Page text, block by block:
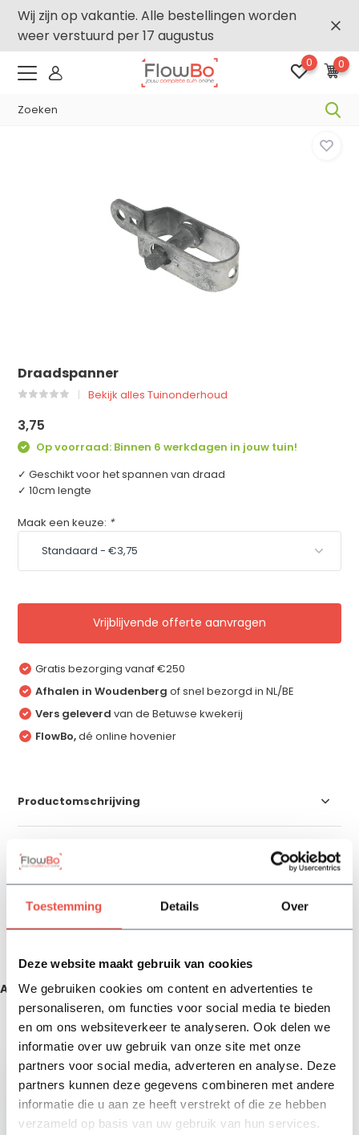
Toestemming Details Over
Deze website maakt gebruik van cookies
We gebruiken cookies om content en advertenties te
personaliseren, om functies voor social media te bieden
en om ons websiteverkeer te analyseren. Ook delen we
informatie over uw gebruik van onze site met onze
partners voor social media, adverteren en analyse. Deze
partners kunnen deze gegevens combineren met andere
informatie die u aan ze heeft verstrekt of die ze hebben
verzameld op basis van uw gebruik van hun services.
Wij zijn op vakantie. Alle bestellingen worden
weer verstuurd per 17 augustus
0 0
Draadspanner
Bekijk alles Tuinonderhoud
3,75
Op voorraad: Binnen 6 werkdagen in jouw tuin!
✓ Geschikt voor het spannen van draad
✓ 10cm lengte
Maak een keuze: *
Vrijblijvende offerte aanvragen
Gratis bezorging vanaf €250
Afhalen in Woudenberg of snel bezorgd in NL/BE
Vers geleverd van de Betuwse kwekerij
FlowBo,dé online hovenier
Productomschrijving
Specificaties
Reviews
Aanbevolen producten
Zojuist bekeken